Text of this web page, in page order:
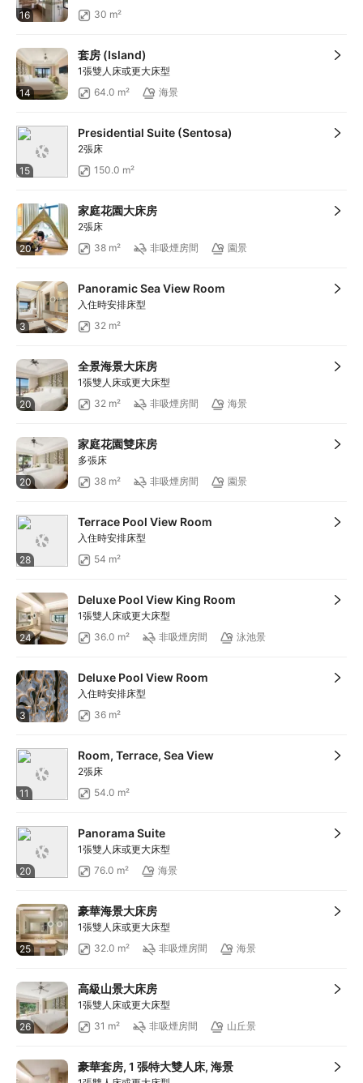
16
30 m²
14
套房 (Island)
1張雙人床或更大床型
64.0 m²
海景
15
Presidential Suite (Sentosa)
2張床
150.0 m²
20
家庭花園大床房
2張床
38 m²
非吸煙房間 園景
3
Panoramic Sea View Room
入住時安排床型
32 m²
20
全景海景大床房
1張雙人床或更大床型
32 m²
非吸煙房間 海景
20
家庭花園雙床房
多張床
38 m²
非吸煙房間 園景
28
Terrace Pool View Room
入住時安排床型
54 m²
24
Deluxe Pool View King Room
1張雙人床或更大床型
36.0 m²
非吸煙房間 泳池景
3
Deluxe Pool View Room
入住時安排床型
36 m²
11
Room, Terrace, Sea View
2張床
54.0 m²
20
Panorama Suite
1張雙人床或更大床型
76.0 m²
海景
25
豪華海景大床房
1張雙人床或更大床型
32.0 m²
非吸煙房間 海景
26
高級山景大床房
1張雙人床或更大床型
31 m²
非吸煙房間 山丘景
豪華套房, 1 張特大雙人床, 海景